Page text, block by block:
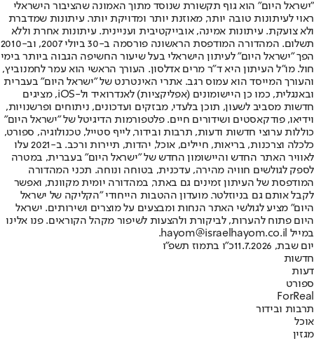
"ישראל היום" הוא גוף תקשורת שנוסד מתוך האמונה שהציבור הישראלי
ראוי לעיתונות טובה יותר, מאוזנת יותר ומדויקת יותר. עיתונות שמדברת
ולא צועקת. עיתונות אמינה, אובייקטיבית ועניינית. עיתונות אחרת וללא
תשלום. המהדורה המודפסת הראשונה פורסמה ב-30 ביולי 2007, וב-2010
הפך "ישראל היום" לעיתון הישראלי בעל שיעור החשיפה הגבוה ביותר בימי
חול. מו"ל העיתון היא ד"ר מרים אדלסון. העורך הראשי הוא עמר לחמנוביץ,
והעורך המייסד הוא עמוס רגב. אתרי האינטרנט של "ישראל היום" בעברית
ובאנגלית, כמו כן היישומונים (אפליקציות) לאנדרואיד ול-iOS, מציגים
חדשות מסביב לשעון, תוכן בלעדי, מבזקים ועדכונים, ניתוחים ופרשנויות,
וידיאו, פודקאסטים ושידורים חיים. פלטפורמות הדיגיטל של "ישראל היום"
כוללות ערוצי חדשות ודעות, תרבות ובידור, לייף סטייל, טכנולוגיה, ספורט,
כלכלה וצרכנות, בריאות, חיילים, אוכל, יהדות, תיירות ורכב. ב-2021 עלו
לאוויר האתר החדש והיישומון החדש של "ישראל היום" בעברית, במטרה
לספק לגולשים חוויה מהירה, עדכנית, בטוחה ונוחה. תכני המהדורה
המודפסת של העיתון זמינים גם באתר, במהדורה יומית מקוונת, ואפשר
לקבל אותם גם בניוזלטר. מועדון ההטבות הייחודי "הקליקה של ישראל
היום" מציע לגולשי האתר הנחות ומבצעים על מוצרים ושירותים. ישראל
היום פתוח להערות, לביקורת ולהצעות לשיפור מקהל הקוראים. פנו אלינו
במייל hayom@israelhayom.co.il.
יום שבת, 11.7.2026
כ"ו בתמוז תשפ"ו
חדשות
דעות
ספורט
ForReal
תרבות ובידור
אוכל
מגזין